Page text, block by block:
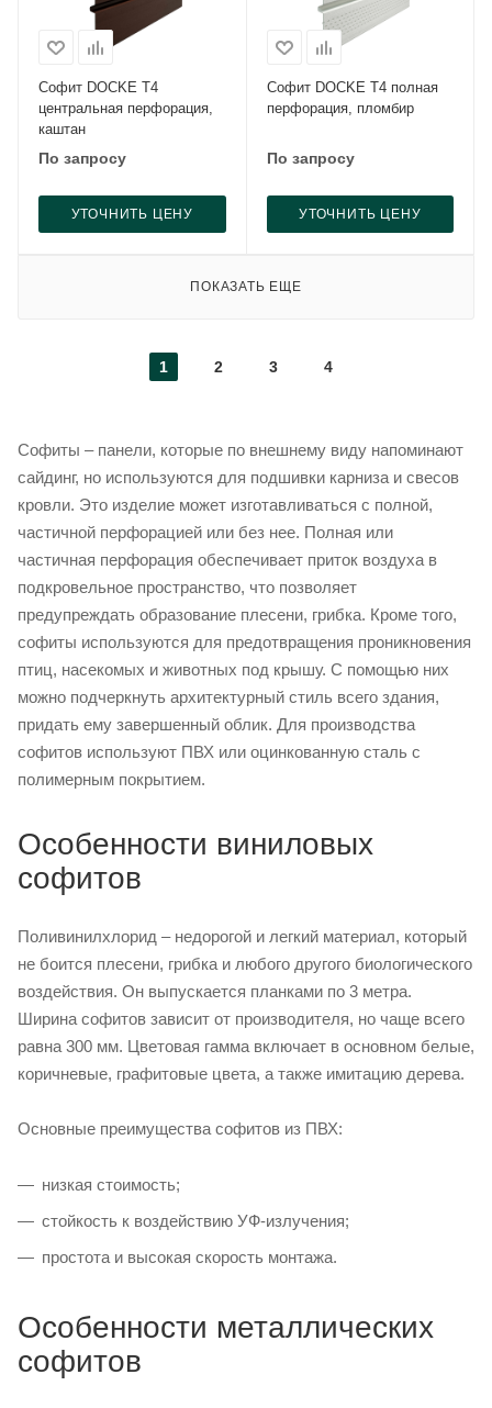
Софит DOCKE Т4
центральная перфорация,
каштан
По запросу
УТОЧНИТЬ ЦЕНУ
Софит DOCKE Т4 полная
перфорация, пломбир
По запросу
УТОЧНИТЬ ЦЕНУ
ПОКАЗАТЬ ЕЩЕ
1 2 3 4
Софиты – панели, которые по внешнему виду напоминают
сайдинг, но используются для подшивки карниза и свесов
кровли. Это изделие может изготавливаться с полной,
частичной перфорацией или без нее. Полная или
частичная перфорация обеспечивает приток воздуха в
подкровельное пространство, что позволяет
предупреждать образование плесени, грибка. Кроме того,
софиты используются для предотвращения проникновения
птиц, насекомых и животных под крышу. С помощью них
можно подчеркнуть архитектурный стиль всего здания,
придать ему завершенный облик. Для производства
софитов используют ПВХ или оцинкованную сталь с
полимерным покрытием.
Особенности виниловых
софитов
Поливинилхлорид – недорогой и легкий материал, который
не боится плесени, грибка и любого другого биологического
воздействия. Он выпускается планками по 3 метра.
Ширина софитов зависит от производителя, но чаще всего
равна 300 мм. Цветовая гамма включает в основном белые,
коричневые, графитовые цвета, а также имитацию дерева.
Основные преимущества софитов из ПВХ:
низкая стоимость;
стойкость к воздействию УФ-излучения;
простота и высокая скорость монтажа.
Особенности металлических
софитов